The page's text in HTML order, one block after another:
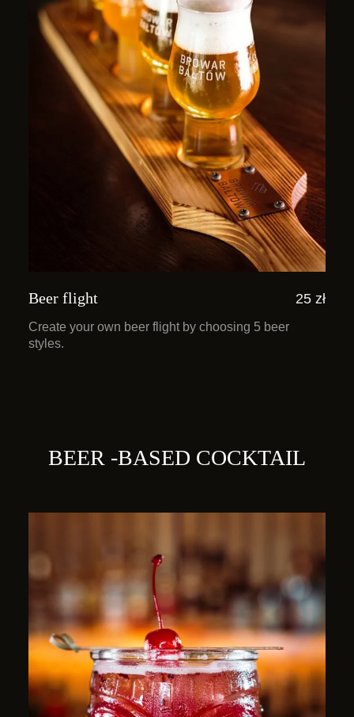
Beer flight 25 zł
Create your own beer flight by choosing 5 beer
styles.
BEER -BASED COCKTAIL